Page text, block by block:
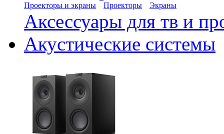
Проекторы и экраны Проекторы Экраны
Аксессуары для тв и
Акустические системы